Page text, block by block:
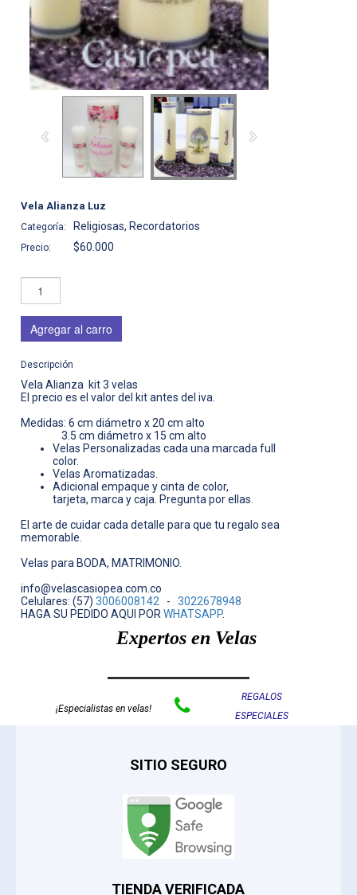
Vela Alianza Luz
Categoría: Religiosas, Recordatorios
Precio: $60.000
Agregar al carro
Descripción
Vela Alianza kit 3 velas
El precio es el valor del kit antes del iva.
Medidas: 6 cm diámetro x 20 cm alto
3.5 cm diámetro x 15 cm alto
Velas Personalizadas cada una marcada full
color.
Velas Aromatizadas.
Adicional empaque y cinta de color,
tarjeta, marca y caja. Pregunta por ellas.
El arte de cuidar cada detalle para que tu regalo sea
memorable.
Velas para BODA, MATRIMONIO.
info@velascasiopea.com.co
Celulares: (57) 3006008142 - 3022678948
HAGA SU PEDIDO AQUI POR WHATSAPP.
Expertos en Velas
¡Especialistas en velas! 
REGALOS
ESPECIALES
SITIO SEGURO
TIENDA VERIFICADA